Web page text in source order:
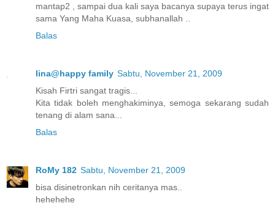
mantap2 , sampai dua kali saya bacanya supaya terus ingat
sama Yang Maha Kuasa, subhanallah ..
Balas
lina@happy family Sabtu, November 21, 2009
Kisah Firtri sangat tragis...
Kita tidak boleh menghakiminya, semoga sekarang sudah
tenang di alam sana...
Balas
RoMy 182 Sabtu, November 21, 2009
bisa disinetronkan nih ceritanya mas..
hehehehe